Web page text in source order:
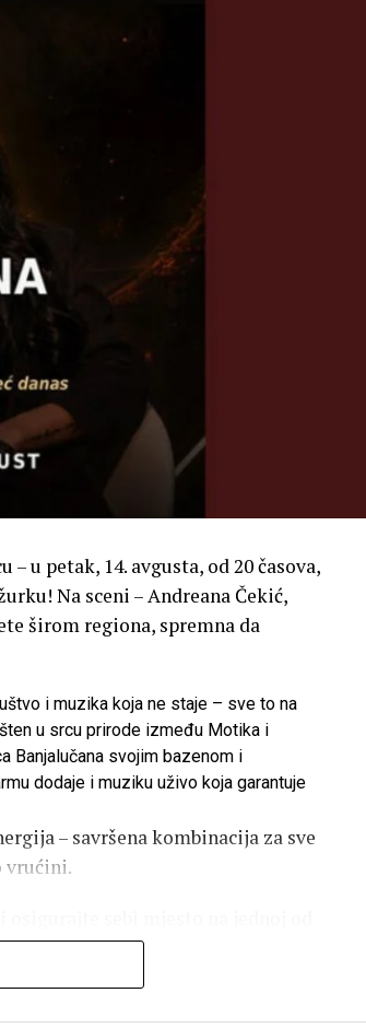
u petak, 14. avgusta, od 20 časova,
Na sceni – Andreana Čekić,
širom regiona, spremna da
i muzika koja ne staje – sve to na
u srcu prirode između Motika i
Banjalučana svojim bazenom i
dodaje i muziku uživo koja garantuje
– savršena kombinacija za sve
vrućini.